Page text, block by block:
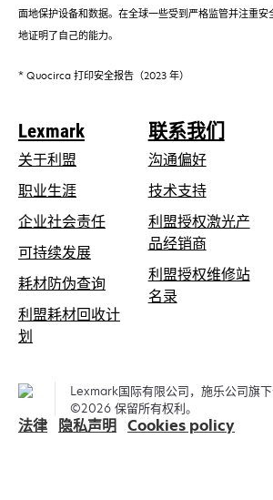
面地保护设备和数据。在全球一些受到严格监管并注重
地证明了自己的能力。
* Quocirca 打印安全报告（2023 年）
Lexmark
关于利盟
职业生涯
企业社会责任在
签
页
可持续发展
耗材防伪查询
新
标
中
打
开
利盟耗材回收计
划
签
页
联系我们
沟通偏好
技术支持在
新
标
签
页
利盟授权激光产
品经销商
利盟授权维修站
名录在
页
中
打
Lexmark国际有限公司，施乐公司旗
©2026 保留所有权利。
法律 隐私声明 Cookies policy